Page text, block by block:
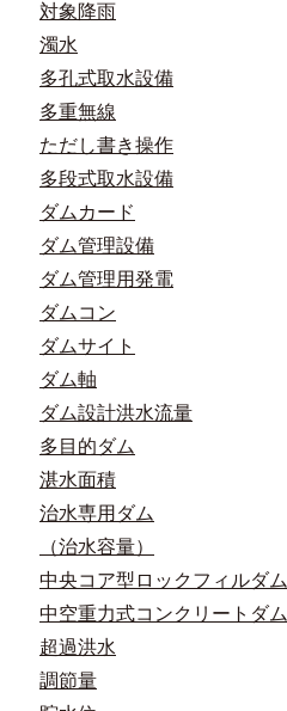
対象降雨
濁水
多孔式取水設備
多重無線
ただし書き操作
多段式取水設備
ダムカード
ダム管理設備
ダム管理用発電
ダムコン
ダムサイト
ダム軸
ダム設計洪水流量
多目的ダム
湛水面積
治水専用ダム
（治水容量）
中央コア型ロックフィルダム
中空重力式コンクリートダム
超過洪水
調節量